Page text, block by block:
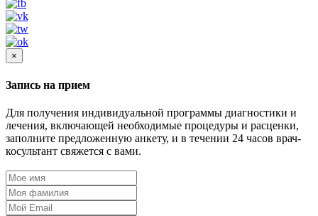
×
Запись на прием
Для получения индивидуальной программы диагностики и
лечения, включающей необходимые процедуры и расценки,
заполните предложенную анкету, и в течении 24 часов врач-
косультант свяжется с вами.